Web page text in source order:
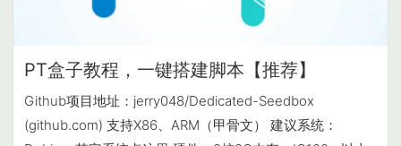
PT盒子教程，一键搭建脚本【推荐】
Github项目地址：jerry048/Dedicated-Seedbox
(github.com) 支持X86、ARM（甲骨文） 建议系统：